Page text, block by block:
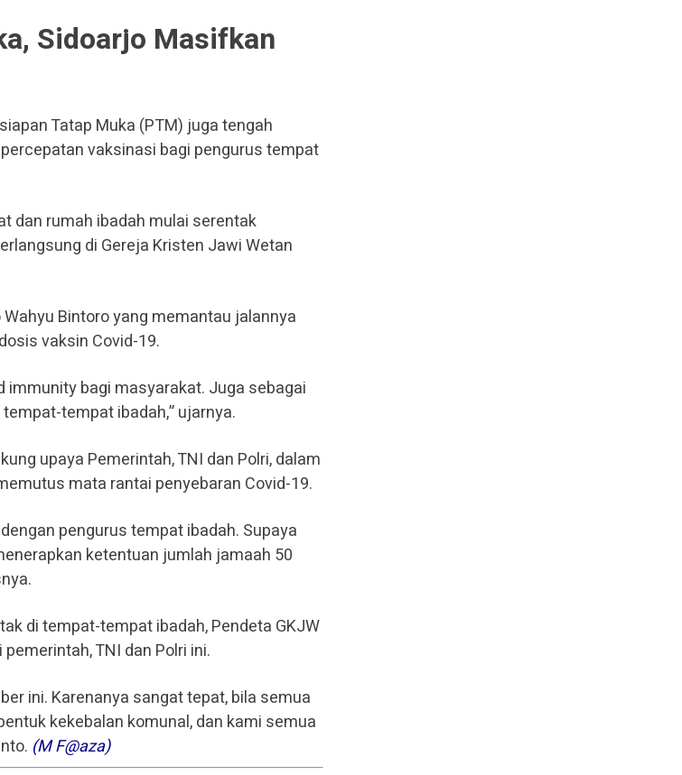
Sidoarjo Masifkan
Tatap Muka (PTM) juga tengah
vaksinasi bagi pengurus tempat
dan rumah ibadah mulai serentak
di Gereja Kristen Jawi Wetan
Bintoro yang memantau jalannya
vaksin Covid-19.
bagi masyarakat. Juga sebagai
tempat ibadah,” ujarnya.
upaya Pemerintah, TNI dan Polri, dalam
mata rantai penyebaran Covid-19.
pengurus tempat ibadah. Supaya
ketentuan jumlah jamaah 50
di tempat-tempat ibadah, Pendeta GKJW
TNI dan Polri ini.
ini. Karenanya sangat tepat, bila semua
kekebalan komunal, dan kami semua
(M F@aza)